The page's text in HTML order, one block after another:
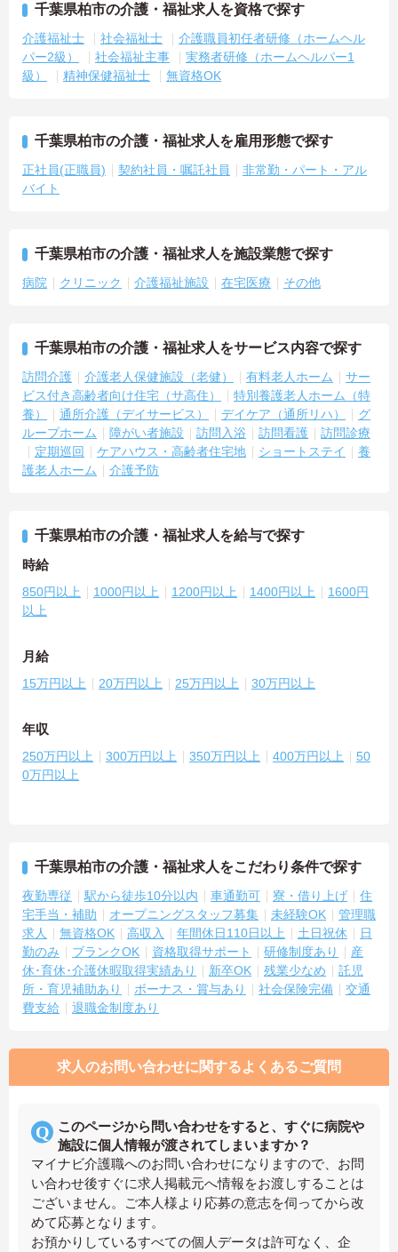
千葉県柏市の介護・福祉求人を資格で探す
介護福祉士 社会福祉士
介護職員初任者研修（ホームヘル
パー2級）
社会福祉主事
実務者研修（ホームヘルパー1
級）
精神保健福祉士 無資格OK
千葉県柏市の介護・福祉求人を雇用形態で探す
正社員(正職員) 契約社員・嘱託社員
非常勤・パート・アル
バイト
千葉県柏市の介護・福祉求人を施設業態で探す
病院 クリニック 介護福祉施設 在宅医療 その他
千葉県柏市の介護・福祉求人をサービス内容で探す
訪問介護 介護老人保健施設（老健） 有料老人ホーム
サー
ビス付き高齢者向け住宅（サ高住）
特別養護老人ホーム（特
養）
通所介護（デイサービス） デイケア（通所リハ）
グ
ループホーム
障がい者施設 訪問入浴 訪問看護
訪問診療
定期巡回
ケアハウス・高齢者住宅地 ショートステイ
養
護老人ホーム
介護予防
千葉県柏市の介護・福祉求人を給与で探す
時給
850円以上 1000円以上 1200円以上 1400円以上
1600円
以上
月給
15万円以上 20万円以上 25万円以上 30万円以上
年収
250万円以上 300万円以上 350万円以上 400万円以上
50
0万円以上
千葉県柏市の介護・福祉求人をこだわり条件で探す
夜勤専従 駅から徒歩10分以内 車通勤可 寮・借り上げ
住
宅手当・補助
オープニングスタッフ募集 未経験OK
管理職
求人
無資格OK 高収入 年間休日110日以上 土日祝休
日
勤のみ
ブランクOK 資格取得サポート 研修制度あり
産
休･育休･介護休暇取得実績あり
新卒OK 残業少なめ
託児
所・育児補助あり
ボーナス・賞与あり 社会保険完備
交通
費支給
退職金制度あり
求人のお問い合わせに関するよくあるご質問
このページから問い合わせをすると、すぐに病院や
施設に個人情報が渡されてしまいますか？
マイナビ介護職へのお問い合わせになりますので、お問
い合わせ後すぐに求人掲載元へ情報をお渡しすることは
ございません。ご本人様より応募の意志を伺ってから改
めて応募となります。
お預かりしているすべての個人データは許可なく、企